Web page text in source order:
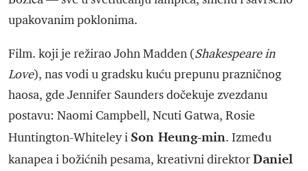
upakovanim poklonima.
Film. koji je režirao John Madden (Shakespeare in
Love), nas vodi u gradsku kuću prepunu prazničnog
haosa, gde Jennifer Saunders dočekuje zvezdanu
postavu: Naomi Campbell, Ncuti Gatwa, Rosie
Huntington-Whiteley i Son Heung-min. Između
kanapea i božićnih pesama, kreativni direktorDaniel